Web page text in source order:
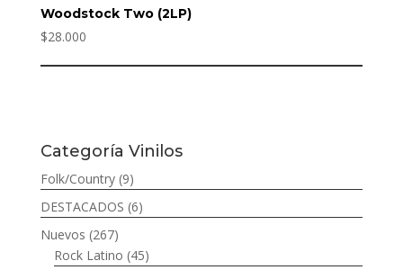
Woodstock Two (2LP)
$28.000
Categoría Vinilos
Folk/Country (9)
DESTACADOS (6)
Nuevos (267)
Rock Latino (45)